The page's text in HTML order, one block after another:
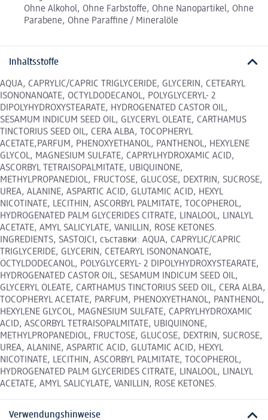
Ohne Alkohol, Ohne Farbstoffe, Ohne Nanopartikel, Ohne
Parabene, Ohne Paraffine / Mineralöle
Inhaltsstoffe
AQUA, CAPRYLIC/CAPRIC TRIGLYCERIDE, GLYCERIN, CETEARYL
ISONONANOATE, OCTYLDODECANOL, POLYGLYCERYL- 2
DIPOLYHYDROXYSTEARATE, HYDROGENATED CASTOR OIL,
SESAMUM INDICUM SEED OIL, GLYCERYL OLEATE, CARTHAMUS
TINCTORIUS SEED OIL, CERA ALBA, TOCOPHERYL
ACETATE,PARFUM, PHENOXYETHANOL, PANTHENOL, HEXYLENE
GLYCOL, MAGNESIUM SULFATE, CAPRYLHYDROXAMIC ACID,
ASCORBYL TETRAISOPALMITATE, UBIQUINONE,
METHYLPROPANEDIOL, FRUCTOSE, GLUCOSE, DEXTRIN, SUCROSE,
UREA, ALANINE, ASPARTIC ACID, GLUTAMIC ACID, HEXYL
NICOTINATE, LECITHIN, ASCORBYL PALMITATE, TOCOPHEROL,
HYDROGENATED PALM GLYCERIDES CITRATE, LINALOOL, LINALYL
ACETATE, AMYL SALICYLATE, VANILLIN, ROSE KETONES.
INGREDIENTS, SASTOJCI, съставки: AQUA, CAPRYLIC/CAPRIC
TRIGLYCERIDE, GLYCERIN, CETEARYL ISONONANOATE,
OCTYLDODECANOL, POLYGLYCERYL- 2 DIPOLYHYDROXYSTEARATE,
HYDROGENATED CASTOR OIL, SESAMUM INDICUM SEED OIL,
GLYCERYL OLEATE, CARTHAMUS TINCTORIUS SEED OIL, CERA ALBA,
TOCOPHERYL ACETATE, PARFUM, PHENOXYETHANOL, PANTHENOL,
HEXYLENE GLYCOL, MAGNESIUM SULFATE, CAPRYLHYDROXAMIC
ACID, ASCORBYL TETRAISOPALMITATE, UBIQUINONE,
METHYLPROPANEDIOL, FRUCTOSE, GLUCOSE, DEXTRIN, SUCROSE,
UREA, ALANINE, ASPARTIC ACID, GLUTAMIC ACID, HEXYL
NICOTINATE, LECITHIN, ASCORBYL PALMITATE, TOCOPHEROL,
HYDROGENATED PALM GLYCERIDES CITRATE, LINALOOL, LINALYL
ACETATE, AMYL SALICYLATE, VANILLIN, ROSE KETONES.
Verwendungshinweise